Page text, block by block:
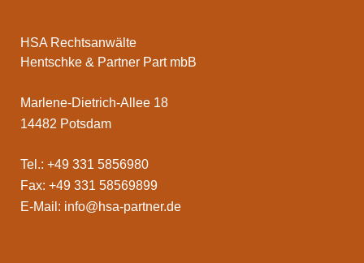
HSA Rechtsanwälte
Hentschke & Partner Part mbB
Marlene-Dietrich-Allee 18
14482 Potsdam
Tel.: +49 331 5856980
Fax: +49 331 58569899
E-Mail: info@hsa-partner.de